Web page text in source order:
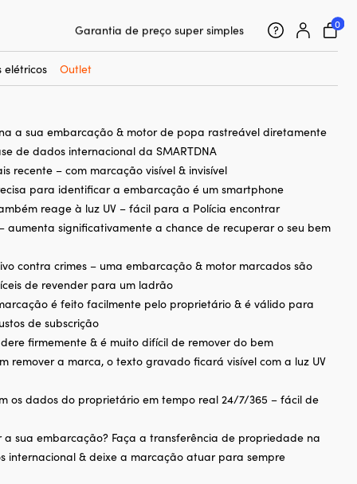
25 000 acessórios náuticos de 500 marcas 0
elétricos Outlet
de ADN SmartDNA Smart Protection
a sua embarcação & motor de popa rastreável diretamente
de dados internacional da SMARTDNA
recente – com marcação visível & invisível
para identificar a embarcação é um smartphone
reage à luz UV – fácil para a Polícia encontrar
aumenta significativamente a chance de recuperar o seu bem
contra crimes – uma embarcação & motor marcados são
de revender para um ladrão
é feito facilmente pelo proprietário & é válido para
de subscrição
firmemente & é muito difícil de remover do bem
remover a marca, o texto gravado ficará visível com a luz UV
os dados do proprietário em tempo real 24/7/365 – fácil de
a sua embarcação? Faça a transferência de propriedade na
internacional & deixe a marcação atuar para sempre